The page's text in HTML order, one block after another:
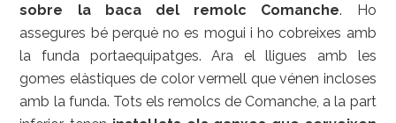
sobre la baca del remolc Comanche. Ho
assegures bé perquè no es mogui i ho cobreixes amb
la funda portaequipatges. Ara el lligues amb les
gomes elàstiques de color vermell que vénen incloses
amb la funda. Tots els remolcs de Comanche, a la part